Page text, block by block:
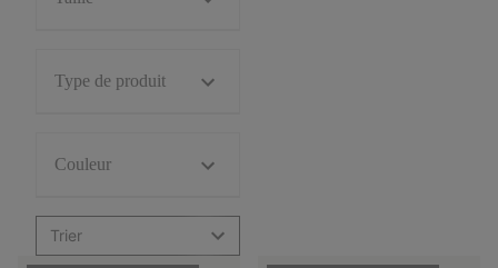
Type de produit
Couleur
Trier